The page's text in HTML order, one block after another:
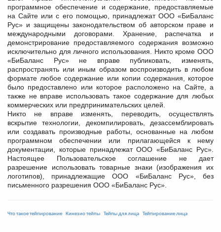
программное обеспечение и содержание, предоставляемые
на Сайте или с его помощью, принадлежат ООО «БиБаланс
Рус» и защищены законодательством об авторском праве и
международными договорами. Хранение, распечатка и
демонстрирование предоставляемого содержания возможно
исключительно для личного использования. Никто кроме ООО
«БиБаланс Рус» не вправе публиковать, изменять,
распространять или иным образом воспроизводить в любом
формате любое содержание или копии содержания, которое
было предоставлено или которое расположено на Сайте, а
также не вправе использовать такое содержание для любых
коммерческих или предпринимательских целей.
Никто не вправе изменять, переводить, осуществлять
вскрытие технологии, декомпилировать, дезассемблировать
или создавать производные работы, основанные на любом
программном обеспечении или прилагающейся к нему
документации, которые принадлежат ООО «БиБаланс Рус».
Настоящее Пользовательское соглашение не дает
разрешение использовать товарные знаки (изображения их
логотипов), принадлежащие ООО «БиБаланс Рус», без
письменного разрешения ООО «БиБаланс Рус».
Что такое тейпирование Кинезио тейпы Тейпы для лица Тейпирование лица